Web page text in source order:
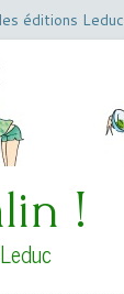
éditions Leduc
!